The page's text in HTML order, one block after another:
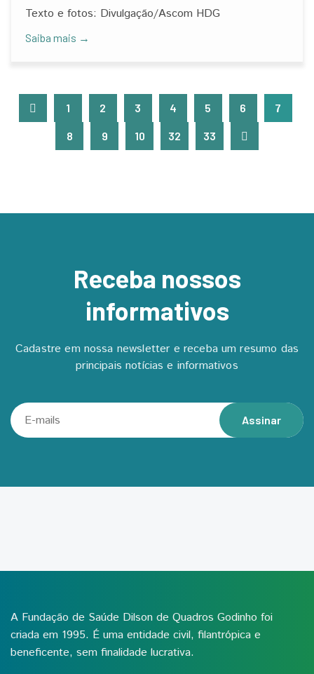
​​​​​​​Texto e fotos: Divulgação/Ascom HDG
Saiba mais →
1 2 3 4 5 6 7
8 9 10 32 33
Receba nossos
informativos
Cadastre em nossa newsletter e receba um resumo das
principais notícias e informativos
Assinar
A Fundação de Saúde Dilson de Quadros Godinho foi
criada em 1995. É uma entidade civil, filantrópica e
beneficente, sem finalidade lucrativa.